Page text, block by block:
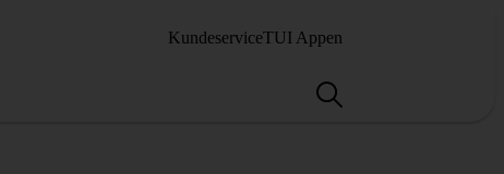
KundeserviceTUI Appen